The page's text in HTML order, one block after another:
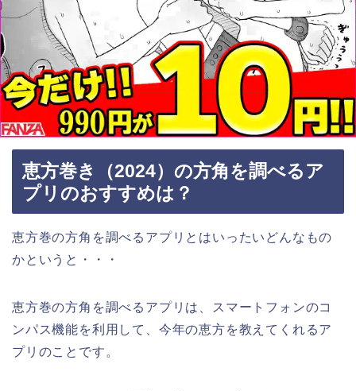
恵方巻き（2024）の方角を調べるア
プリのおすすめは？
恵方巻の方角を調べるアプリとはいったいどんなもの
かというと・・・
恵方巻の方角を調べるアプリは、スマートフォンのコ
ンパス機能を利用して、今年の恵方を教えてくれるア
プリのことです。